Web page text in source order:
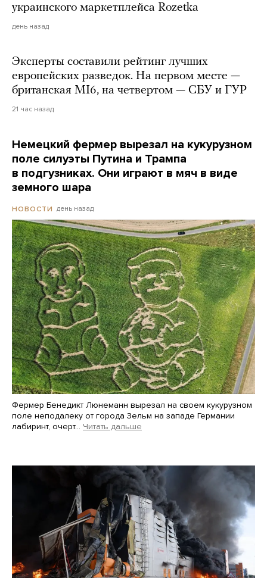
украинского маркетплейса Rozetka
день назад
Эксперты составили рейтинг лучших
европейских разведок. На первом месте —
британская MI6, на четвертом — СБУ и ГУР
21 час назад
Немецкий фермер вырезал на кукурузном
поле силуэты Путина и Трампа
в подгузниках. Они играют в мяч в виде
земного шара
НОВОСТИ день назад
Фермер Бенедикт Люнеманн вырезал на своем кукурузном
поле неподалеку от города Зельм на западе Германии
лабиринт, очерт… Читать дальше